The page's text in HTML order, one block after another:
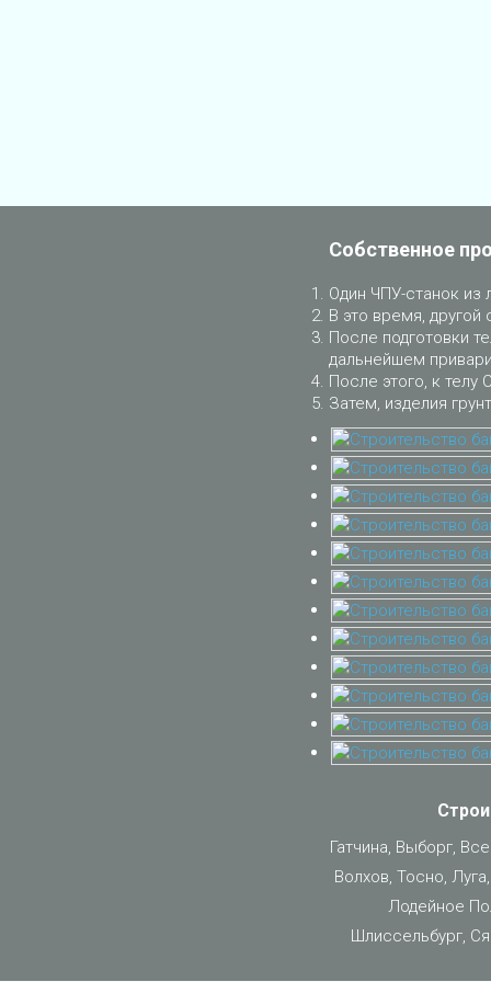
Собственное
Один ЧПУ-станок из
В это время, другой
После подготовки
дальнейшем
После этого, к телу
Затем, изделия
Гатчина, Выборг,
Волхов, Тосно,
Лодейное
Шлиссельбург,